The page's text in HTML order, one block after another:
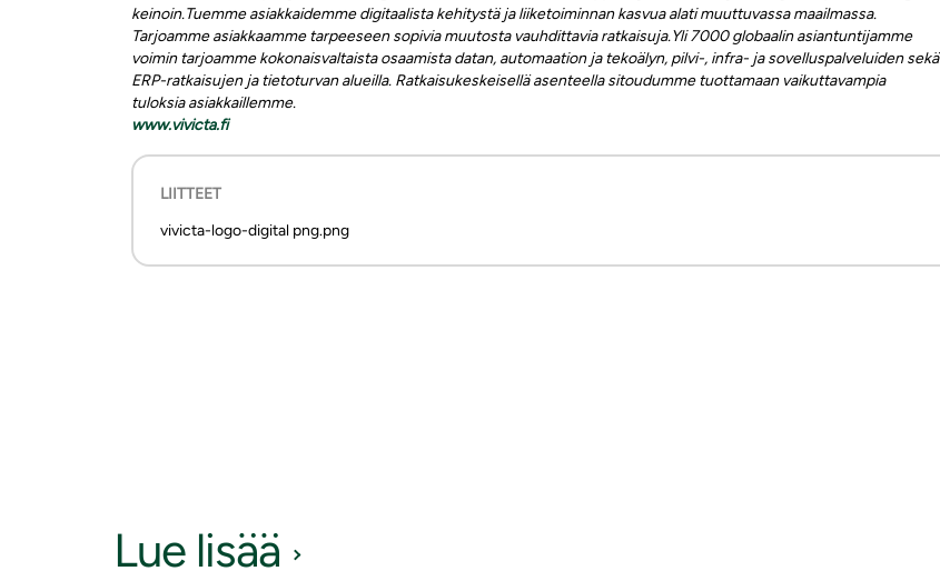
keinoin.Tuemme asiakkaidemme digitaalista kehitystä ja liiketoiminnan kasvua alati muuttuvassa maailmassa.
Tarjoamme asiakkaamme tarpeeseen sopivia muutosta vauhdittavia ratkaisuja.Yli 7000 globaalin asiantuntijamme
voimin tarjoamme kokonaisvaltaista osaamista datan, automaation ja tekoälyn, pilvi-, infra- ja sovelluspalveluiden sekä
ERP-ratkaisujen ja tietoturvan alueilla. Ratkaisukeskeisellä asenteella sitoudumme tuottamaan vaikuttavampia
tuloksia asiakkaillemme.
www.vivicta.fi
LIITTEET
vivicta-logo-digital png.png
Lue lisää